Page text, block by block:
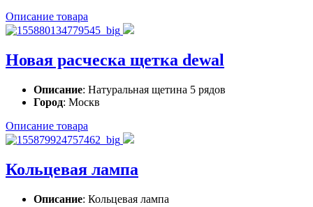
Описание товара
Новая расческа щетка dewal
Описание: Натуральная щетина 5 рядов
Город: Москв
Описание товара
Кольцевая лампа
Описание: Кольцевая лампа